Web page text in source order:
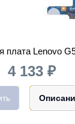
плата Lenovo
4 133 ₽